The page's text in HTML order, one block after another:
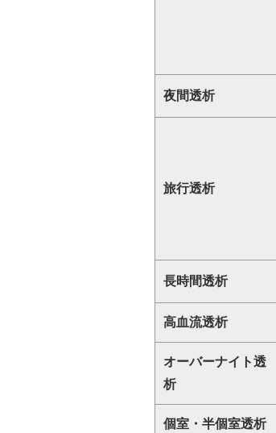
夜間透析
旅行透析
長時間透析
高血流透析
オーバーナイト透
析
個室・半個室透析